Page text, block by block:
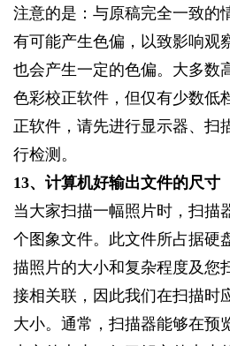
注意的是：与原稿完全一致的
有可能产生色偏，以致影响观
也会产生一定的色偏。大多数
色彩校正软件，但仅有少数低
正软件，请先进行显示器、扫
行检测。
13、计算机好输出文件的尺寸
当大家扫描一幅照片时，扫描
个图象文件。此文件所占据硬
描照片的大小和复杂程度及您
接相关联，因此我们在扫描时
大小。通常，扫描器能够在预